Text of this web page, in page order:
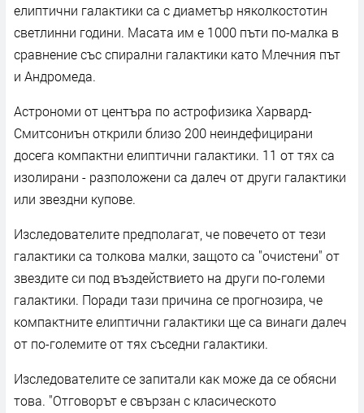
елиптични галактики са с диаметър няколкостотин
светлинни години. Масата им е 1000 пъти по-малка в
сравнение със спирални галактики като Млечния път
и Андромеда.
Астрономи от центъра по астрофизика Харвард-
Смитсониън открили близо 200 неиндефицирани
досега компактни елиптични галактики. 11 от тях са
изолирани - разположени са далеч от други галактики
или звездни купове.
Изследователите предполагат, че повечето от тези
галактики са толкова малки, защото са "очистени" от
звездите си под въздействието на други по-големи
галактики. Поради тази причина се прогнозира, че
компактните елиптични галактики ще са винаги далеч
от по-големите от тях съседни галактики.
Изследователите се запитали как може да се обясни
това. "Отговорът е свързан с класическото